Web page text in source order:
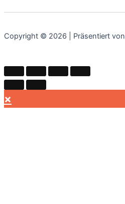
Copyright © 2026 | Präsentiert von
×